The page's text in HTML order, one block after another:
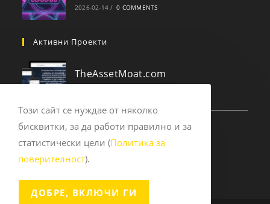
2026-02-14 / 0 COMMENTS
Активни Проекти
TheAssetMoat.com
Experts.pub
2023-12-10
Този сайт се нуждае от няколко
бисквитки, за да работи правилно и за
статистически цели (Политика за
поверителност).
ДОБРЕ, ВКЛЮЧИ ГИ